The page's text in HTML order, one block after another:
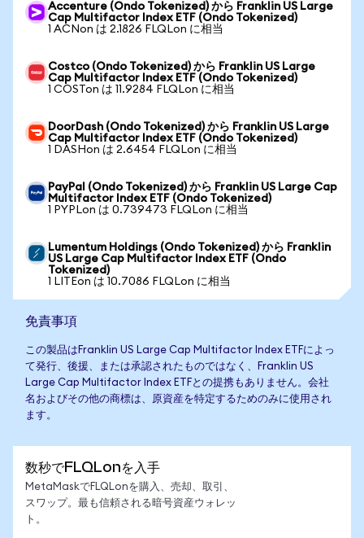
Accenture (Ondo Tokenized) から Franklin US Large
Cap Multifactor Index ETF (Ondo Tokenized)
1 ACNon は 2.1826 FLQLon に相当
Costco (Ondo Tokenized) から Franklin US Large
Cap Multifactor Index ETF (Ondo Tokenized)
1 COSTon は 11.9284 FLQLon に相当
DoorDash (Ondo Tokenized) から Franklin US Large
Cap Multifactor Index ETF (Ondo Tokenized)
1 DASHon は 2.6454 FLQLon に相当
PayPal (Ondo Tokenized) から Franklin US Large Cap
Multifactor Index ETF (Ondo Tokenized)
1 PYPLon は 0.739473 FLQLon に相当
Lumentum Holdings (Ondo Tokenized) から Franklin
US Large Cap Multifactor Index ETF (Ondo
Tokenized)
1 LITEon は 10.7086 FLQLon に相当
免責事項
この製品はFranklin US Large Cap Multifactor Index ETFによっ
て発行、後援、または承認されたものではなく、Franklin US
Large Cap Multifactor Index ETFとの提携もありません。会社
名およびその他の商標は、原資産を特定するためのみに使用され
ます。
数秒でFLQLonを入手
MetaMaskでFLQLonを購入、売却、取引、
スワップ。最も信頼される暗号資産ウォレッ
ト。